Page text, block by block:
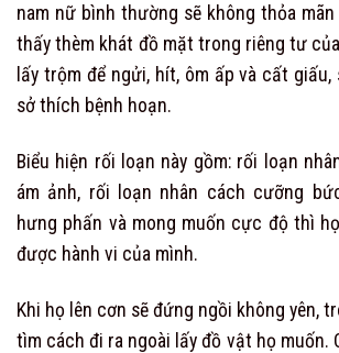
nam nữ bình thường sẽ không thỏa
thấy thèm khát đồ mặt trong riêng tư
lấy trộm để ngửi, hít, ôm ấp và cất
sở thích bệnh hoạn.
Biểu hiện rối loạn này gồm: rối loạn
ám ảnh, rối loạn nhân cách cưỡng
hưng phấn và mong muốn cực độ thì
được hành vi của mình.
Khi họ lên cơn sẽ đứng ngồi không yên,
tìm cách đi ra ngoài lấy đồ vật họ muốn.